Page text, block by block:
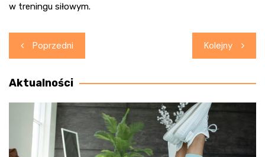
w treningu siłowym.
Nawigacja
wpisu
Poprzedni Kolejny
Aktualności